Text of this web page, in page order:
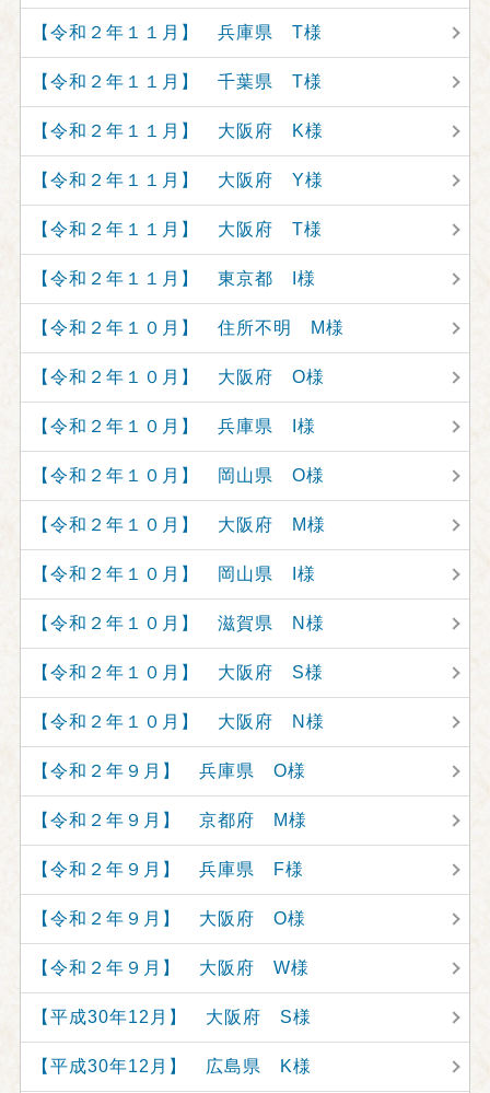
【令和２年１１月】 兵庫県 T様
【令和２年１１月】 千葉県 T様
【令和２年１１月】 大阪府 K様
【令和２年１１月】 大阪府 Y様
【令和２年１１月】 大阪府 T様
【令和２年１１月】 東京都 I様
【令和２年１０月】 住所不明 M様
【令和２年１０月】 大阪府 O様
【令和２年１０月】 兵庫県 I様
【令和２年１０月】 岡山県 O様
【令和２年１０月】 大阪府 M様
【令和２年１０月】 岡山県 I様
【令和２年１０月】 滋賀県 N様
【令和２年１０月】 大阪府 S様
【令和２年１０月】 大阪府 N様
【令和２年９月】 兵庫県 O様
【令和２年９月】 京都府 M様
【令和２年９月】 兵庫県 F様
【令和２年９月】 大阪府 O様
【令和２年９月】 大阪府 W様
【平成30年12月】 大阪府 S様
【平成30年12月】 広島県 K様